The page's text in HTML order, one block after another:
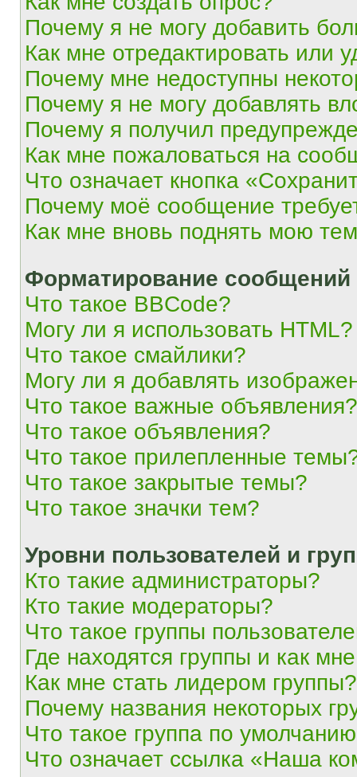
Почему я не могу добавить
Как мне отредактировать или
Почему мне недоступны
Почему я не могу добавлять
Почему я получил
Как мне пожаловаться на
Что означает кнопка
Почему моё сообщение
Как мне вновь поднять мою
Форматирование
Что такое BBCode?
Могу ли я использовать HTML?
Что такое смайлики?
Могу ли я добавлять
Что такое важные объявления?
Что такое объявления?
Что такое прилепленные
Что такое закрытые темы?
Что такое значки тем?
Уровни пользователей и
Кто такие администраторы?
Кто такие модераторы?
Что такое группы
Где находятся группы и как
Как мне стать лидером группы?
Почему названия некоторых
Что такое группа по
Что означает ссылка «Наша